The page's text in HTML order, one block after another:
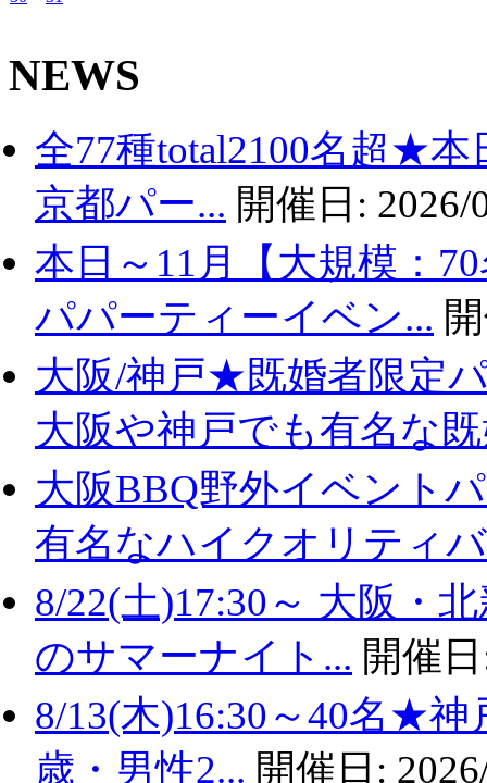
NEWS
全77種total2100名超★本
京都パー... 開催日: 2026/
本日～11月【大規模：
パパーティーイベン...
大阪/神戸★既婚者限定
大阪や神戸でも有名な
大阪BBQ野外イベント
有名なハイクオリティ
8/22(土)17:30～ 大阪・
のサマーナイト... 開催
8/13(木)16:30～40名★神
歳・男性2... 開催日: